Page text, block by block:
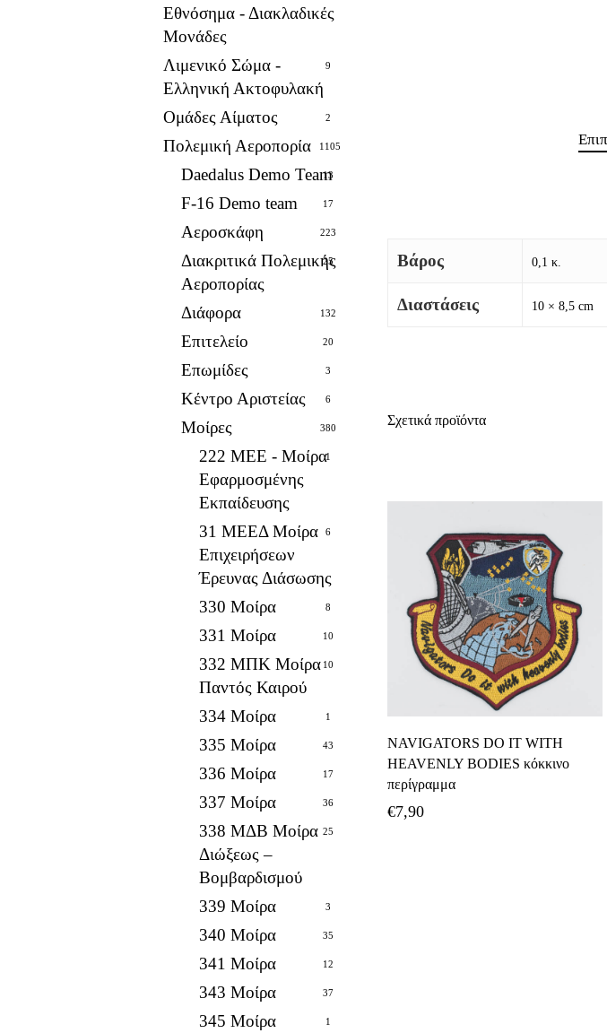
Εθνόσημα - Διακλαδικές
Μονάδες
Λιμενικό Σώμα -
Ελληνική Ακτοφυλακή
9
Ομάδες Αίματος 2
Πολεμική Αεροπορία 1105
Daedalus Demo Team
13
F-16 Demo team 17
Αεροσκάφη 223
Διακριτικά Πολεμικής
Αεροπορίας
25
Διάφορα 132
Επιτελείο 20
Επωμίδες 3
Κέντρο Αριστείας 6
Μοίρες 380
222 ΜΕΕ - Μοίρα
Εφαρμοσμένης
Εκπαίδευσης
1
31 ΜΕΕΔ Μοίρα
Επιχειρήσεων
Έρευνας Διάσωσης
6
330 Μοίρα 8
331 Μοίρα 10
332 ΜΠΚ Μοίρα
Παντός Καιρού
10
334 Μοίρα 1
335 Μοίρα 43
336 Μοίρα 17
337 Μοίρα 36
338 ΜΔΒ Μοίρα
Διώξεως –
Βομβαρδισμού
25
339 Μοίρα 3
340 Μοίρα 35
341 Μοίρα 12
343 Μοίρα 37
345 Μοίρα
1
Βάρος 0,1 κ.
Διαστάσεις 10 × 8,5 cm
Σχετικά προϊόντα
NAVIGATORS DO IT WITH
HEAVENLY BODIES κόκκινο
περίγραμμα
€7,90